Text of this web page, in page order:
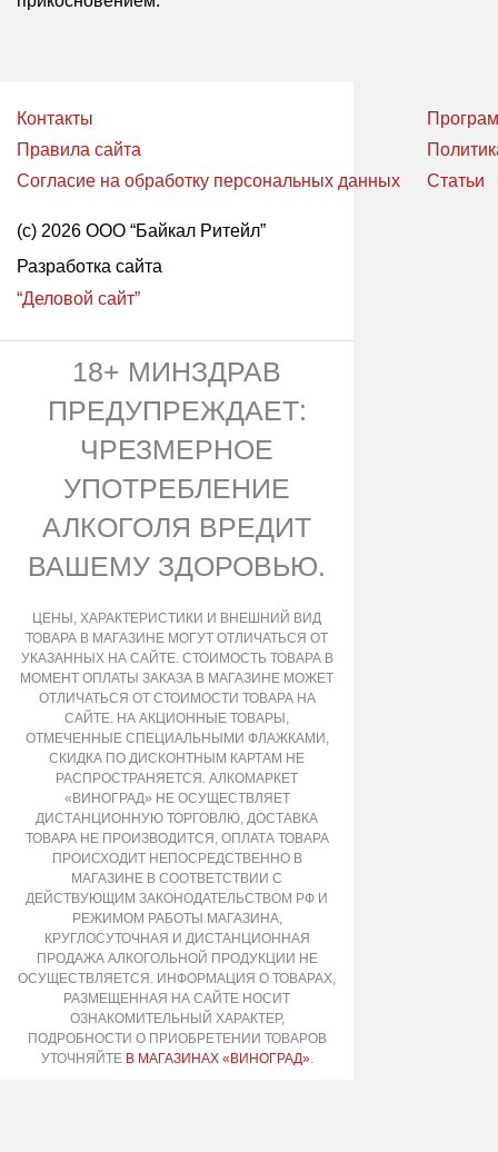
Контакты
Правила сайта
Согласие на обработку персональных данных
Статьи
(с) 2026 ООО “Байкал Ритейл”
Разработка сайта
“Деловой сайт”
18+ МИНЗДРАВ
ПРЕДУПРЕЖДАЕТ:
ЧРЕЗМЕРНОЕ
УПОТРЕБЛЕНИЕ
АЛКОГОЛЯ ВРЕДИТ
ВАШЕМУ ЗДОРОВЬЮ.
ЦЕНЫ, ХАРАКТЕРИСТИКИ И ВНЕШНИЙ ВИД
ТОВАРА В МАГАЗИНЕ МОГУТ ОТЛИЧАТЬСЯ ОТ
УКАЗАННЫХ НА САЙТЕ. СТОИМОСТЬ ТОВАРА В
МОМЕНТ ОПЛАТЫ ЗАКАЗА В МАГАЗИНЕ МОЖЕТ
ОТЛИЧАТЬСЯ ОТ СТОИМОСТИ ТОВАРА НА
САЙТЕ. НА АКЦИОННЫЕ ТОВАРЫ,
ОТМЕЧЕННЫЕ СПЕЦИАЛЬНЫМИ ФЛАЖКАМИ,
СКИДКА ПО ДИСКОНТНЫМ КАРТАМ НЕ
РАСПРОСТРАНЯЕТСЯ. АЛКОМАРКЕТ
«ВИНОГРАД» НЕ ОСУЩЕСТВЛЯЕТ
ДИСТАНЦИОННУЮ ТОРГОВЛЮ, ДОСТАВКА
ТОВАРА НЕ ПРОИЗВОДИТСЯ, ОПЛАТА ТОВАРА
ПРОИСХОДИТ НЕПОСРЕДСТВЕННО В
МАГАЗИНЕ В СООТВЕТСТВИИ С
ДЕЙСТВУЮЩИМ ЗАКОНОДАТЕЛЬСТВОМ РФ И
РЕЖИМОМ РАБОТЫ МАГАЗИНА,
КРУГЛОСУТОЧНАЯ И ДИСТАНЦИОННАЯ
ПРОДАЖА АЛКОГОЛЬНОЙ ПРОДУКЦИИ НЕ
ОСУЩЕСТВЛЯЕТСЯ. ИНФОРМАЦИЯ О ТОВАРАХ,
РАЗМЕЩЕННАЯ НА САЙТЕ НОСИТ
ОЗНАКОМИТЕЛЬНЫЙ ХАРАКТЕР,
ПОДРОБНОСТИ О ПРИОБРЕТЕНИИ ТОВАРОВ
УТОЧНЯЙТЕ В МАГАЗИНАХ «ВИНОГРАД».